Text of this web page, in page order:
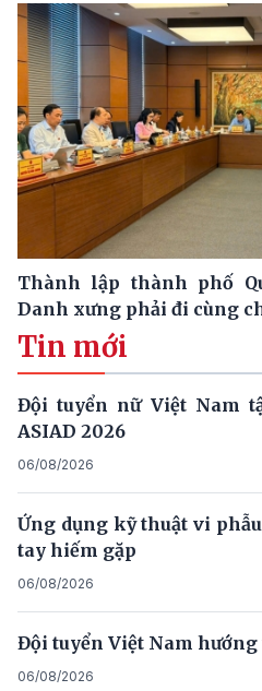
Thành lập thành phố
Danh xưng phải đi cùng
Tin mới
Đội tuyển nữ Việt Nam
ASIAD 2026
06/08/2026
Ứng dụng kỹ thuật vi
tay hiếm gặp
06/08/2026
Đội tuyển Việt Nam
06/08/2026